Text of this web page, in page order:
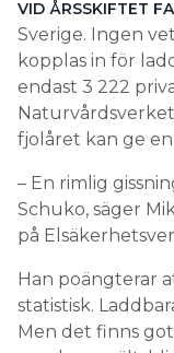
VID ÅRSSKIFTET
Sverige. Ingen
kopplas in för
endast 3 222
fjolåret kan ge
– En rimlig
Schuko, säger
på
Han poängterar
statistisk.
Men det finns